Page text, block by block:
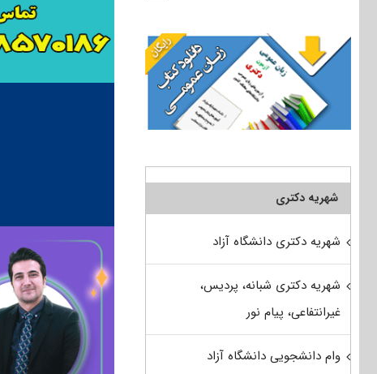
شهریه دکتری
شهریه دکتری دانشگاه آزاد
شهریه دکتری شبانه، پردیس،
غیرانتفاعی، پیام نور
وام دانشجویی دانشگاه آزاد